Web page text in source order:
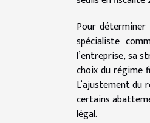
Pour déterminer
spécialiste
l’entreprise, sa
choix du régime
L’ajustement du
certains
légal.